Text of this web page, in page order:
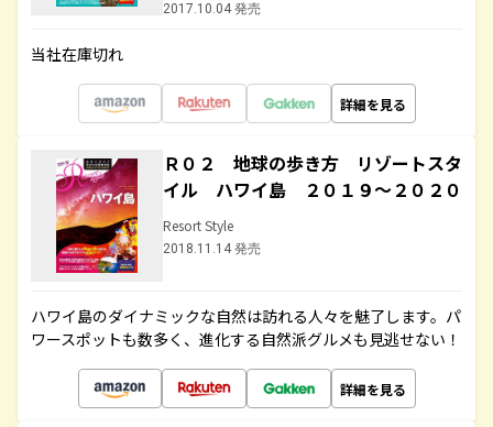
2017.10.04 発売
当社在庫切れ
詳細を見る
Ｒ０２ 地球の歩き方 リゾートスタ
イル ハワイ島 ２０１９～２０２０
Resort Style
2018.11.14 発売
ハワイ島のダイナミックな自然は訪れる人々を魅了します。パ
ワースポットも数多く、進化する自然派グルメも見逃せない！
詳細を見る